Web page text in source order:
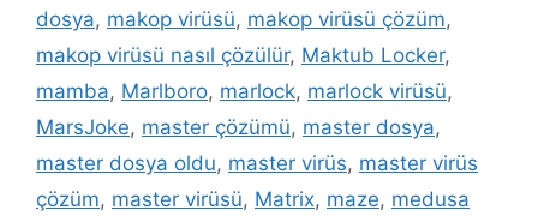
dosya, makop virüsü, makop virüsü çözüm,
makop virüsü nasıl çözülür, Maktub Locker,
mamba, Marlboro, marlock, marlock virüsü,
MarsJoke, master çözümü, master dosya,
master dosya oldu, master virüs, master virüs
çözüm, master virüsü, Matrix, maze, medusa